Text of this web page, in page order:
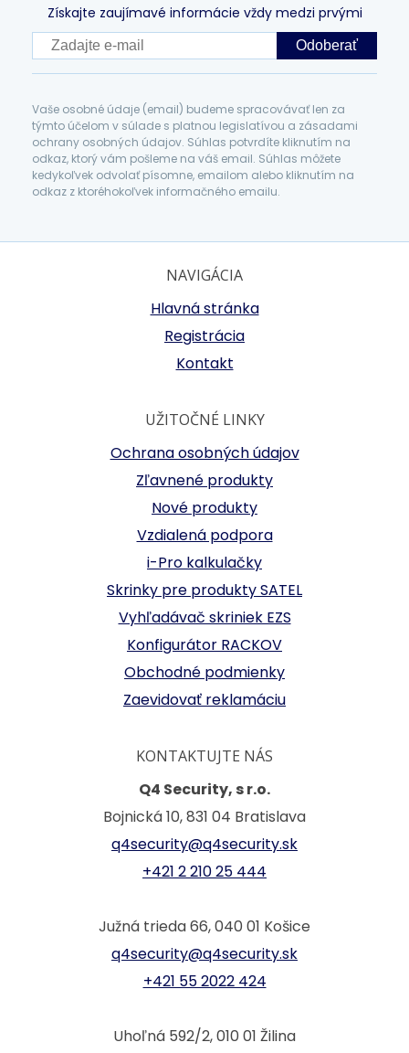
Získajte zaujímavé informácie vždy medzi prvými
Odoberať
Vaše osobné údaje (email) budeme spracovávať len za
týmto účelom v súlade s platnou legislatívou a zásadami
ochrany osobných údajov. Súhlas potvrdíte kliknutím na
odkaz, ktorý vám pošleme na váš email. Súhlas môžete
kedykoľvek odvolať písomne, emailom alebo kliknutím na
odkaz z ktoréhokoľvek informačného emailu.
NAVIGÁCIA
Hlavná stránka
Registrácia
Kontakt
UŽITOČNÉ LINKY
Ochrana osobných údajov
Zľavnené produkty
Nové produkty
Vzdialená podpora
i-Pro kalkulačky
Skrinky pre produkty SATEL
Vyhľadávač skriniek EZS
Konfigurátor RACKOV
Obchodné podmienky
Zaevidovať reklamáciu
KONTAKTUJTE NÁS
Q4 Security, s r.o.
Bojnická 10, 831 04 Bratislava
q4security@q4security.sk
+421 2 210 25 444
Južná trieda 66, 040 01 Košice
q4security@q4security.sk
+421 55 2022 424
Uhoľná 592/2, 010 01 Žilina